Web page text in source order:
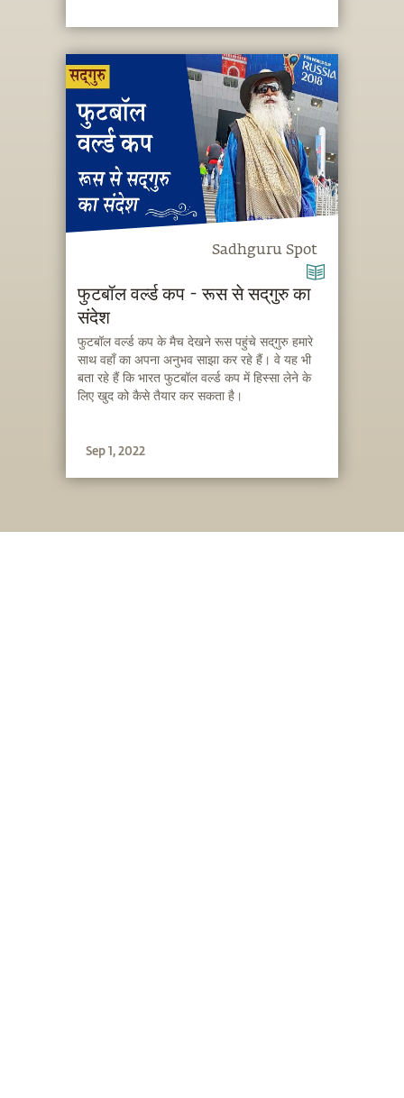
Sadhguru Spot
फुटबॉल वर्ल्ड कप - रूस से सद्‌गुरु का
संदेश
फुटबॉल वर्ल्ड कप के मैच देखने रूस पहुंचे सद्‌गुरु हमारे
साथ वहाँ का अपना अनुभव साझा कर रहे हैं। वे यह भी
बता रहे हैं कि भारत फुटबॉल वर्ल्ड कप में हिस्सा लेने के
लिए खुद को कैसे तैयार कर सकता है।
Sep 1, 2022